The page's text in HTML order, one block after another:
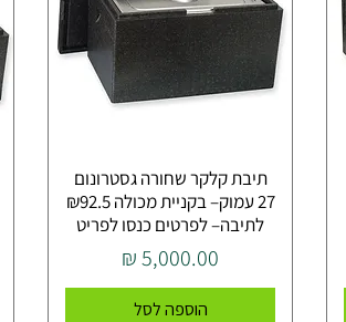
תיבת קלקר שחורה גסטרונום
27 עמוק– בקניית מכולה ₪92.5
לתיבה– לפרטים כנסו לפריט
מחיר
הוספה לסל